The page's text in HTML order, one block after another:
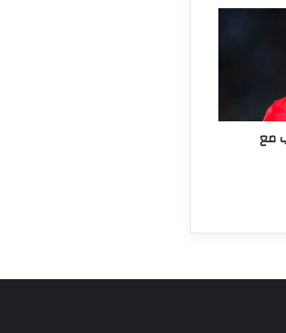
مع